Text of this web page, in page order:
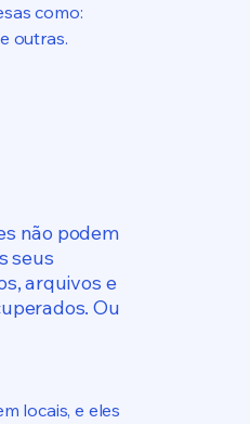
como:
outras.
não podem
seus
arquivos e
Ou
locais, e eles